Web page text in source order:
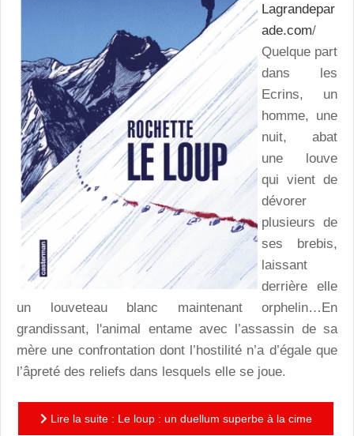
Lagrandepar
ade.com/
Quelque part
dans les
Ecrins, un
homme, une
nuit, abat
une louve
qui vient de
dévorer
plusieurs de
ses brebis,
laissant
derrière elle
un louveteau blanc maintenant orphelin…En
grandissant, l'animal entame avec l’assassin de sa
mère une confrontation dont l’hostilité n’a d’égale que
l’âpreté des reliefs dans lesquels elle se joue.
Lire la suite : Le loup : un duellum superbe à la cime